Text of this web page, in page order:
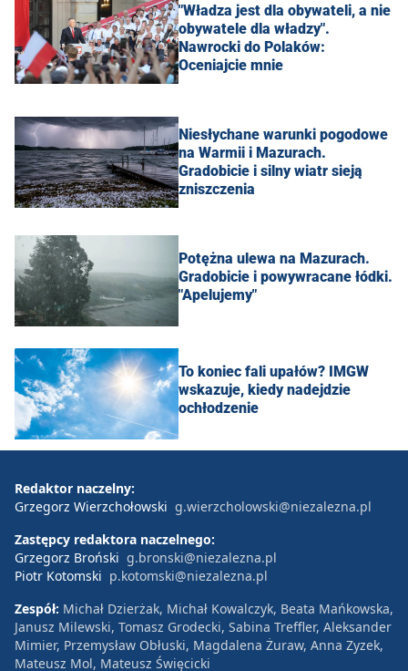
"Władza jest dla obywateli, a nie
obywatele dla władzy".
Nawrocki do Polaków:
Oceniajcie mnie
Niesłychane warunki pogodowe
na Warmii i Mazurach.
Gradobicie i silny wiatr sieją
zniszczenia
Potężna ulewa na Mazurach.
Gradobicie i powywracane łódki.
"Apelujemy"
To koniec fali upałów? IMGW
wskazuje, kiedy nadejdzie
ochłodzenie
Redaktor naczelny:
Grzegorz Wierzchołowski g.wierzcholowski@niezalezna.pl
Zastępcy redaktora naczelnego:
Grzegorz Broński g.bronski@niezalezna.pl
Piotr Kotomski p.kotomski@niezalezna.pl
Zespół: Michał Dzierżak, Michał Kowalczyk, Beata Mańkowska,
Janusz Milewski, Tomasz Grodecki, Sabina Treffler, Aleksander
Mimier, Przemysław Obłuski, Magdalena Żuraw, Anna Zyzek,
Mateusz Mol, Mateusz Święcicki